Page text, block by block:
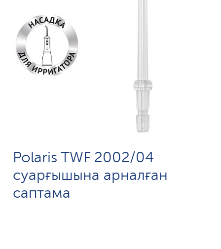
Polaris TWF 2002/04
суарғышына арналған
саптама